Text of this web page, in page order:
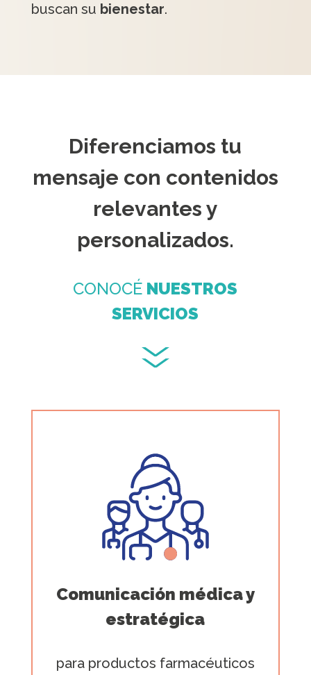
buscan su bienestar.
Diferenciamos tu
mensaje con contenidos
relevantes y
personalizados.
CONOCÉ NUESTROS
SERVICIOS
Comunicación médica y
estratégica
para productos farmacéuticos